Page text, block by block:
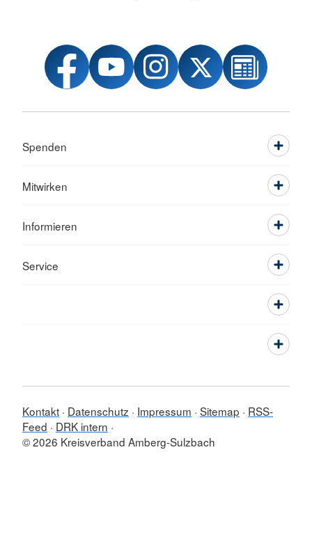
Spenden
Mitwirken
Informieren
Service
Kontakt Datenschutz Impressum Sitemap
RSS-
Feed
DRK intern
© 2026 Kreisverband Amberg-Sulzbach